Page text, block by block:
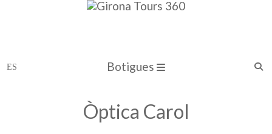
Botigues
Òptica Carol